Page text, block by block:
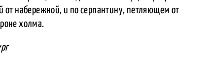
набережной, и по серпантину, петляющем от
холма.